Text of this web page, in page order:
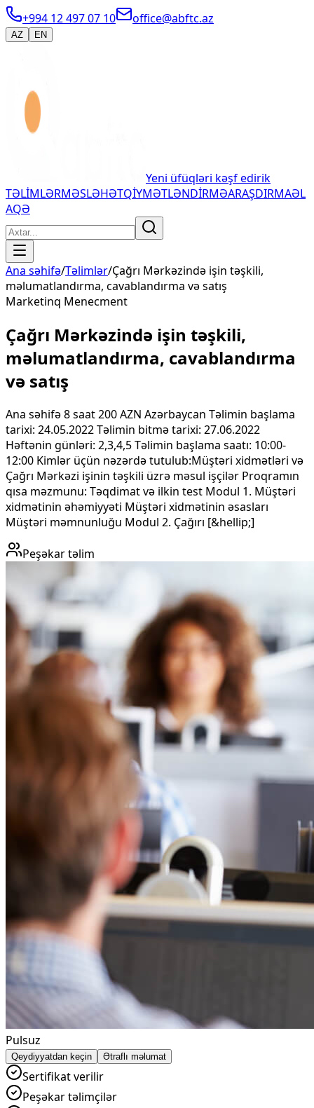
+994 12 497 07 10 office@abftc.az
AZ EN
Yeni üfüqləri kəşf edirik
TƏLİMLƏRMƏSLƏHƏTQİYMƏTLƏNDİRMƏARAŞDIRMAƏL
AQƏ
Ana səhifə/Təlimlər/Çağrı Mərkəzində işin təşkili,
məlumatlandırma, cavablandırma və satış
Marketinq Menecment
Çağrı Mərkəzində işin təşkili,
məlumatlandırma, cavablandırma
və satış
Ana səhifə 8 saat 200 AZN Azərbaycan Təlimin başlama
tarixi: 24.05.2022 Təlimin bitmə tarixi: 27.06.2022
Həftənin günləri: 2,3,4,5 Təlimin başlama saatı: 10:00-
12:00 Kimlər üçün nəzərdə tutulub:Müştəri xidmətləri və
Çağrı Mərkəzi işinin təşkili üzrə məsul işçilər Proqramın
qısa məzmunu: Təqdimat və ilkin test Modul 1. Müştəri
xidmətinin əhəmiyyəti Müştəri xidmətinin əsasları
Müştəri məmnunluğu Modul 2. Çağırı [&hellip;]
Peşəkar təlim
Pulsuz
Qeydiyyatdan keçin Ətraflı məlumat
Sertifikat verilir
Peşəkar təlimçilər